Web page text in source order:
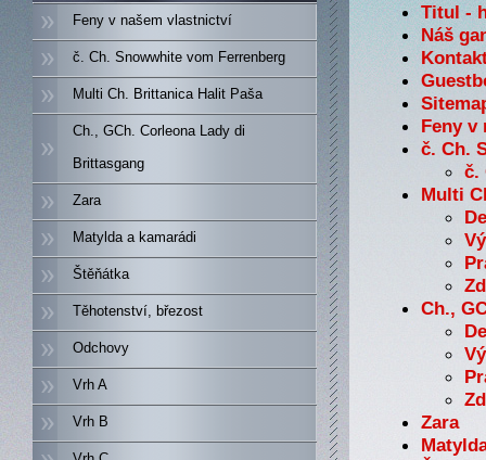
Feny v našem vlastnictví
č. Ch. Snowwhite vom Ferrenberg
Multi Ch. Brittanica Halit Paša
Ch., GCh. Corleona Lady di
Brittasgang
Zara
Matylda a kamarádi
Štěňátka
Těhotenství, březost
Odchovy
Vrh A
Vrh B
Titul -
Náš
Feny v
č. Ch.
č.
Multi
Ch.,
Zara